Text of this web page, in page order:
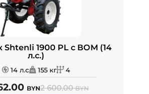
Shtenli 1900 PL с ВОМ (14
л.с.)
14 л.с 155 кг 4
BYN2 600.00BYN